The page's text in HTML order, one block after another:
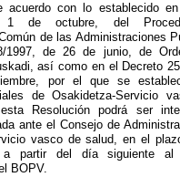
acuerdo con lo establecido
de octubre, del
de las Administraciones
de 26 de junio, de
así como en el Decreto
por el que se
de Osakidetza-Servicio
Resolución podrá ser
ante el Consejo de
vasco de salud, en el
a partir del día siguiente
BOPV.